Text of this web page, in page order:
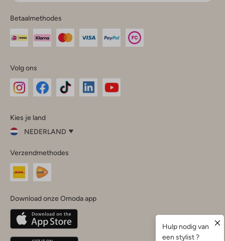
Betaalmethodes
Volg ons
InstagramFacebook
Kies je land
NEDERLAND
je
land
Nederland
Belgique(Français)
Deutschland
Verzendmethodes
Download onze Omoda app